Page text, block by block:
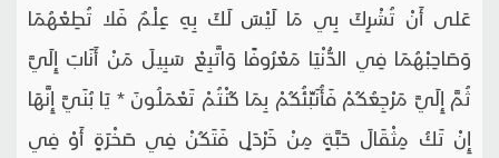
عَلى أَنْ تُشْرِكَ بِي مَا لَيْسَ لَكَ بِهِ عِلْمٌ فَلا تُطِعْهُمَا
وَصَاحِبْهُمَا فِي الدُّنْيَا مَعْرُوفًا وَاتَّبِعْ سَبِيلَ مَنْ أَنَابَ إِلَيَّ
ثُمَّ إِلَيَّ مَرْجِعُكُمْ فَأُنَبِّئُكُمْ بِمَا كُنْتُمْ تَعْمَلُونَ * يَا بُنَيَّ إِنَّهَا
إِنْ تَكُ مِثْقَالَ حَبَّةٍ مِنْ خَرْدَلٍ فَتَكُنْ فِي صَخْرَةٍ أَوْ فِي